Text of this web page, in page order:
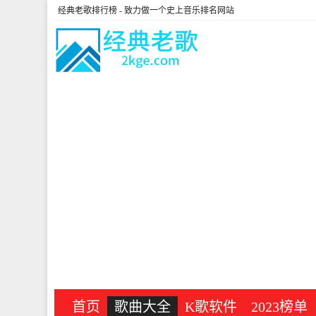
经典老歌排行榜 - 致力做一个史上音乐排名网站
首页 歌曲大全 K歌软件 2023榜单